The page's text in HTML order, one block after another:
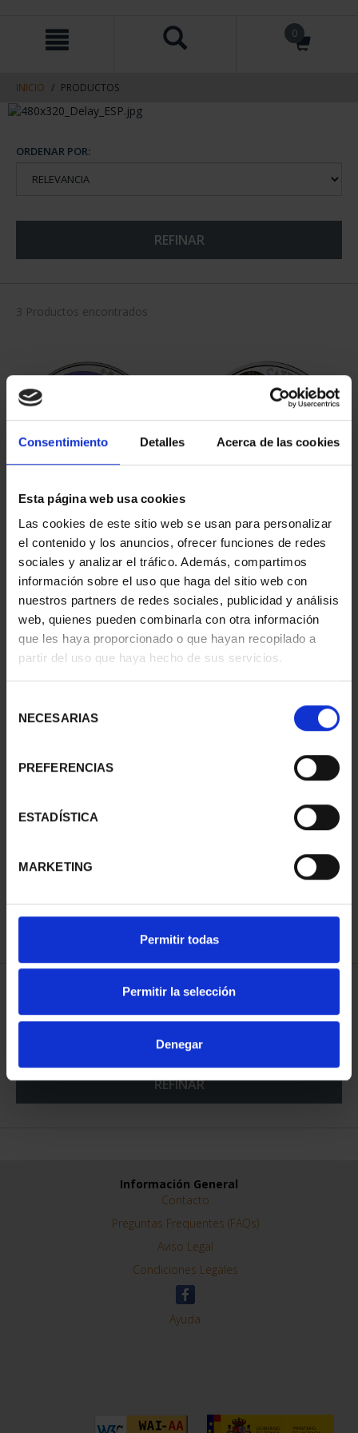
Consentimiento Detalles Acerca de las cookies
Esta página web usa cookies
Las cookies de este sitio web se usan para personalizar
el contenido y los anuncios, ofrecer funciones de redes
sociales y analizar el tráfico. Además, compartimos
información sobre el uso que haga del sitio web con
nuestros partners de redes sociales, publicidad y análisis
web, quienes pueden combinarla con otra información
que les haya proporcionado o que hayan recopilado a
partir del uso que haya hecho de sus servicios.
NECESARIAS
PREFERENCIAS
ESTADÍSTICA
MARKETING
Permitir todas
Permitir la selección
Denegar
contenido
navegacin
0
INICIO PRODUCTOS
ORDENAR POR:
REFINAR
3 Productos encontrados
EMILIA PARDO BAZÁN
(2021) 8 REALES
140,00 €
800 AÑOS CATEDRAL
BURGOS (2021) 8
REALES
140,00 €
BATALLA DE LEPANTO
140,00 €
REFINAR
Información General
Contacto
Preguntas Frequentes (FAQs)
Aviso Legal
Condiciones Legales
Ayuda